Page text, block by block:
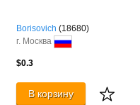
Borisovich (18680)
г. Москва
$0.3
В корзину